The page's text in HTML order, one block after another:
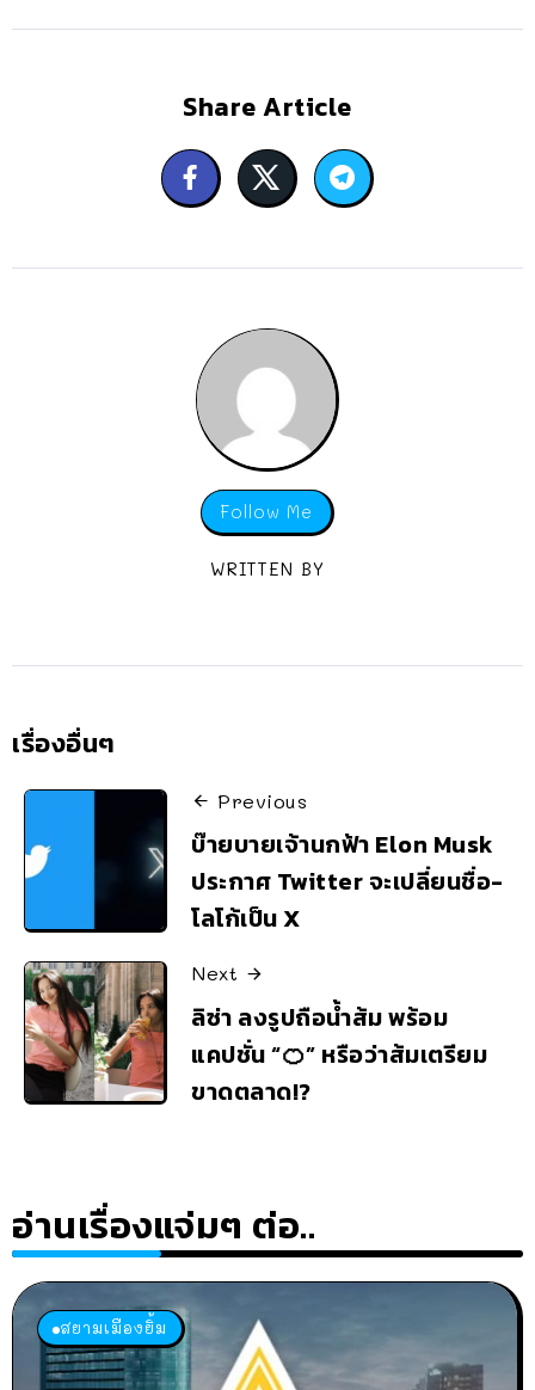
Share Article
Follow Me
WRITTEN BY
เรื่องอื่นๆ
Previous
บ๊ายบายเจ้านกฟ้า Elon Musk
ประกาศ Twitter จะเปลี่ยนชื่อ-
โลโก้เป็น X
Next
ลิซ่า ลงรูปถือน้ำส้ม พร้อม
แคปชั่น “🍊” หรือว่าส้มเตรียม
ขาดตลาด!?
อ่านเรื่องแจ่มๆ ต่อ..
สยามเมืองยิ้ม